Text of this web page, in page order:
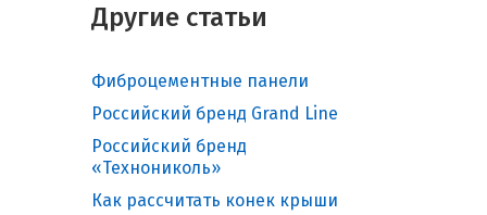
Другие статьи
Фиброцементные панели
Российский бренд Grand Line
Российский бренд
«Технониколь»
Как рассчитать конек крыши